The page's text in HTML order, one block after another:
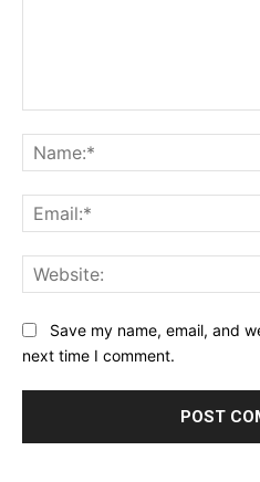
Save my name, email, and
next time I comment.